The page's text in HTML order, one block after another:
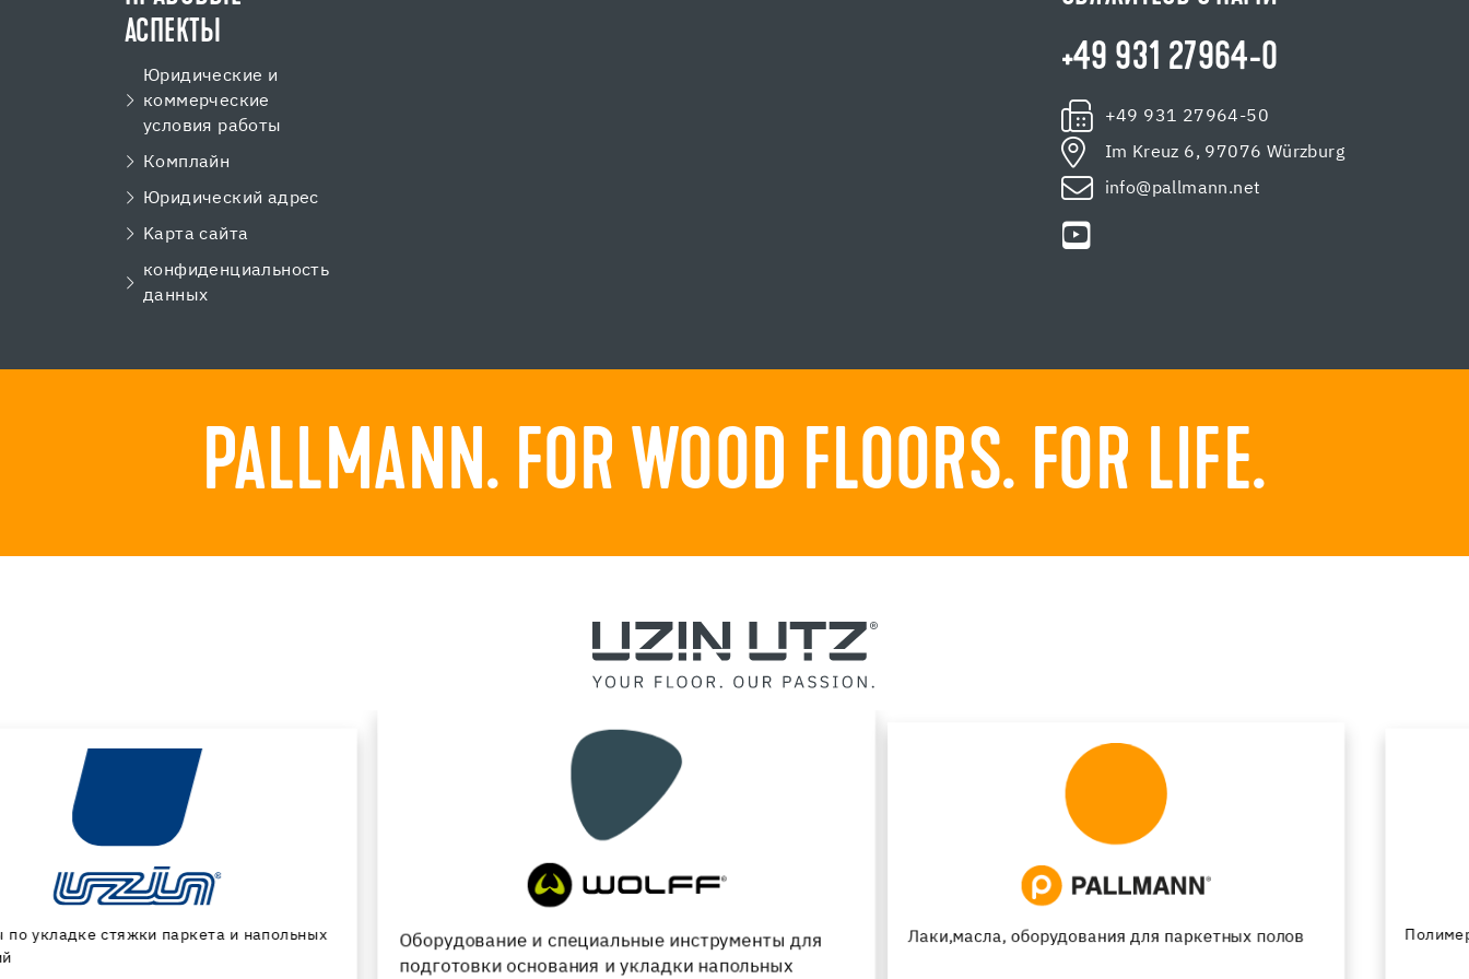
АСПЕКТЫ
Юридические и
коммерческие
условия работы
Комплайн
Юридический адрес
Kарта сайта
конфиденциальность
данных
+49 931 27964-0
+49 931 27964-50
Im Kreuz 6, 97076 Würzburg
info@pallmann.net
PALLMANN. FOR WOOD FLOORS. FOR LIFE.
Оборудование и специальные инструменты для
Лаки,масла, оборудования для паркетных полов Полимерные промышленные и дизайнерские полы